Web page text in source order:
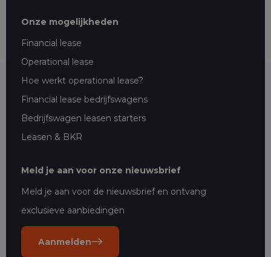
Onze mogelijkheden
Financial lease
Operational lease
Hoe werkt operational lease?
Financial lease bedrijfswagens
Bedrijfswagen leasen starters
Leasen & BKR
Meld je aan voor onze nieuwsbrief
Meld je aan voor de nieuwsbrief en ontvang
exclusieve aanbiedingen
Aanmelden